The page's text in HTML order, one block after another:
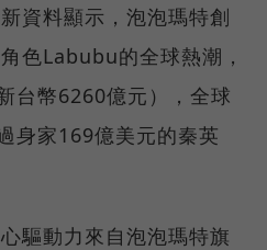
資料顯示，泡泡瑪特創
色Labubu的全球熱潮，
台幣6260億元），全球
身家169億美元的秦英
驅動力來自泡泡瑪特旗